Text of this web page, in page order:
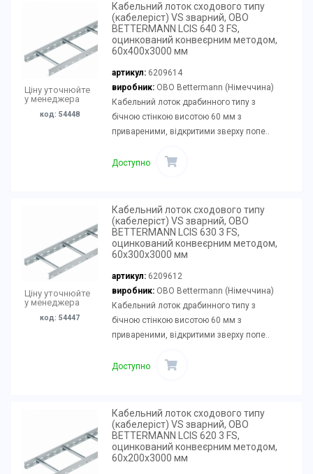
Ціну уточнюйте
у менеджера
код: 54448
Кабельний лоток сходового типу
(кабелеріст) VS зварний, OBO
BETTERMANN LCIS 640 3 FS,
оцинкований конвеєрним методом,
60х400х3000 мм
артикул: 6209614
виробник:OBO Bettermann (Німеччина)
Кабельний лоток драбинного типу з
бічною стінкою висотою 60 мм з
привареними, відкритими зверху попе..
Доступно
Ціну уточнюйте
у менеджера
код: 54447
Кабельний лоток сходового типу
(кабелеріст) VS зварний, OBO
BETTERMANN LCIS 630 3 FS,
оцинкований конвеєрним методом,
60х300х3000 мм
артикул: 6209612
виробник:OBO Bettermann (Німеччина)
Кабельний лоток драбинного типу з
бічною стінкою висотою 60 мм з
привареними, відкритими зверху попе..
Доступно
Кабельний лоток сходового типу
(кабелеріст) VS зварний, OBO
BETTERMANN LCIS 620 3 FS,
оцинкований конвеєрним методом,
60х200х3000 мм